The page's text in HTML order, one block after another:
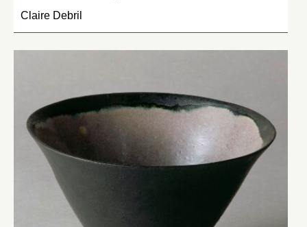
Claire Debril